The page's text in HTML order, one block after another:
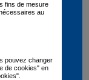
fins de mesure
au
pouvez changer
de cookies" en